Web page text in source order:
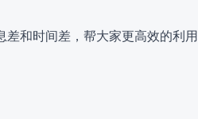
和时间差，帮大家更高效的利用